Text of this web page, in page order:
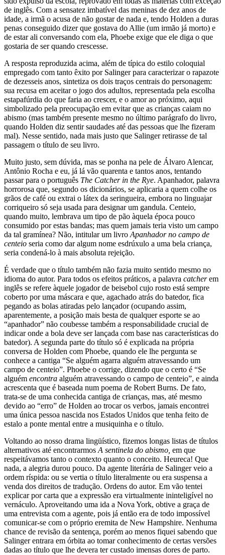
de inglês. Com a sensatez imbatível das meninas de dez anos de
idade, a irmã o acusa de não gostar de nada e, tendo Holden a duras
penas conseguido dizer que gostava do Allie (um irmão já morto) e
de estar ali conversando com ela, Phoebe exige que ele diga o que
gostaria de ser quando crescesse.
A resposta reproduzida acima, além de típica do estilo coloquial
empregado com tanto êxito por Salinger para caracterizar o rapazote
de dezesseis anos, sintetiza os dois traços centrais do personagem:
sua recusa em aceitar o jogo dos adultos, representada pela escolha
estapafúrdia do que faria ao crescer, e o amor ao próximo, aqui
simbolizado pela preocupação em evitar que as crianças caiam no
abismo (mas também presente mesmo no último parágrafo do livro,
quando Holden diz sentir saudades até das pessoas que lhe fizeram
mal). Nesse sentido, nada mais justo que Salinger retirasse de tal
passagem o título de seu livro.
Muito justo, sem dúvida, mas se ponha na pele de Álvaro Alencar,
Antônio Rocha e eu, já lá vão quarenta e tantos anos, tentando
passar para o português The Catcher in the Rye. Apanhador, palavra
horrorosa que, segundo os dicionários, se aplicaria a quem colhe os
grãos de café ou extrai o látex da seringueira, embora no linguajar
corriqueiro só seja usada para designar um gandula. Centeio,
quando muito, lembrava um tipo de pão àquela época pouco
consumido por estas bandas; mas quem jamais teria visto um campo
da tal gramínea? Não, intitular um livro Apanhador no campo de
centeio seria como dar algum nome esdrúxulo a uma bela criança,
seria condená-lo à mais absoluta rejeição.
É verdade que o título também não fazia muito sentido mesmo no
idioma do autor. Para todos os efeitos práticos, a palavra catcherem
inglês se refere àquele jogador de beisebol cujo rosto está sempre
coberto por uma máscara e que, agachado atrás do batedor, fica
pegando as bolas atiradas pelo lançador (ocupando assim,
aparentemente, a posição mais besta de qualquer esporte se ao
“apanhador” não coubesse também a responsabilidade crucial de
indicar onde a bola deve ser lançada com base nas características do
batedor). A segunda parte do título só é explicada na própria
conversa de Holden com Phoebe, quando ele lhe pergunta se
conhece a cantiga “Se alguém agarra alguém atravessando um
campo de centeio”. Phoebe o corrige, dizendo que o certo é “Se
alguém encontra alguém atravessando o campo de centeio”, e ainda
acrescenta que é baseada num poema de Robert Burns. De fato,
trata-se de uma conhecida cantiga de crianças, mas, até mesmo
devido ao “erro” de Holden ao trocar os verbos, jamais encontrei
uma única pessoa nascida nos Estados Unidos que tenha feito de
estalo a ponte mental entre a musiquinha e o título.
Voltando ao nosso drama lingüístico, fizemos longas listas de títulos
alternativos até encontrarmos A sentinela do abismo, em que
respeitávamos tanto o contexto quanto o conceito. Heureca! Que
nada, a alegria durou pouco. Da agente literária de Salinger veio a
ordem ríspida: ou se vertia o título literalmente ou era suspensa a
venda dos direitos de tradução. Ordens do autor. Em vão tentei
explicar por carta que a expressão era virtualmente ininteligível no
vernáculo. Aproveitando uma ida a Nova York, obtive a graça de
uma entrevista com a agente, pois já então era de todo impossível
comunicar-se com o próprio eremita de New Hampshire. Nenhuma
chance de revisão da sentença, porém ao menos fiquei sabendo que
Salinger entrara em órbita ao tomar conhecimento de certas versões
dadas ao título que lhe devera ter custado imensas dores de parto.